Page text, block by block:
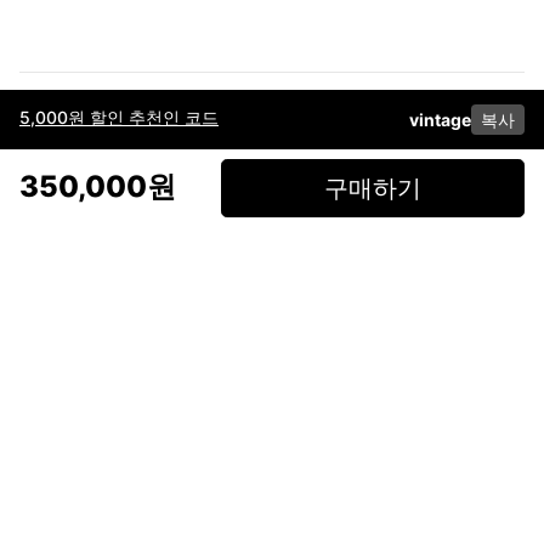
5,000원 할인 추천인 코드 vintage 복사
350,000원 구매하기
이용약관고객센터판매개인정보 처리방침사업자 정보다운로드
페이스북